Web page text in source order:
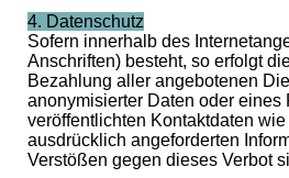
4. Datenschutz
Sofern innerhalb des
Anschriften) besteht, so erfolgt
Bezahlung aller angebotenen
anonymisierter Daten oder eines
veröffentlichten Kontaktdaten
ausdrücklich angeforderten
Verstößen gegen dieses Verbot